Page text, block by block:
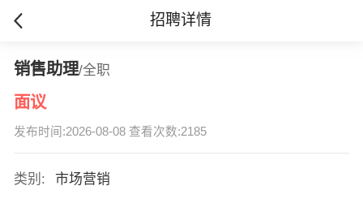
招聘详情
销售助理/全职
面议
发布时间:2026-08-08 查看次数:2185
类别:
市场营销